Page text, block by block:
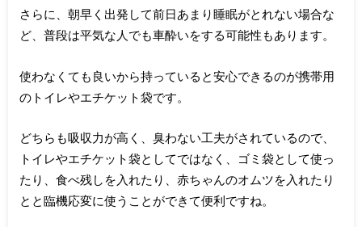
さらに、朝早く出発して前日あまり睡眠がとれない場合な
ど、普段は平気な人でも車酔いをする可能性もあります。
使わなくても良いから持っていると安心できるのが携帯用
のトイレやエチケット袋です。
どちらも吸収力が高く、臭わない工夫がされているので、
トイレやエチケット袋としてではなく、ゴミ袋として使っ
たり、食べ残しを入れたり、赤ちゃんのオムツを入れたり
とと臨機応変に使うことができて便利ですね。